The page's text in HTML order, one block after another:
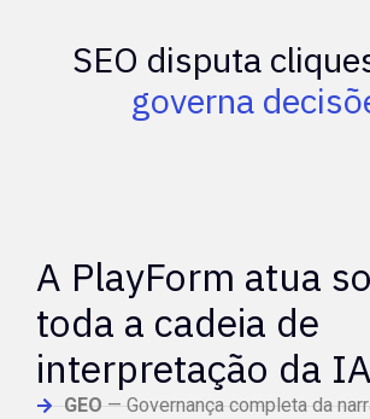
SEO disputa
governa
A PlayForm atua
toda a cadeia de
interpretação da
GEO — Governança completa da